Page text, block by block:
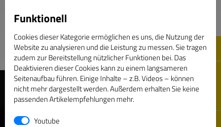
Funktionell
Cookies dieser Kategorie ermöglichen es uns, die Nutzung der
Website zu analysieren und die Leistung zu messen. Sie tragen
zudem zur Bereitstellung nützlicher Funktionen bei. Das
Deaktivieren dieser Cookies kann zu einem langsameren
Seitenaufbau führen. Einige Inhalte – z.B. Videos – können
nicht mehr dargestellt werden. Außerdem erhalten Sie keine
passenden Artikelempfehlungen mehr.
Youtube